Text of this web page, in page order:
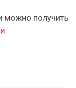
можно получить
.